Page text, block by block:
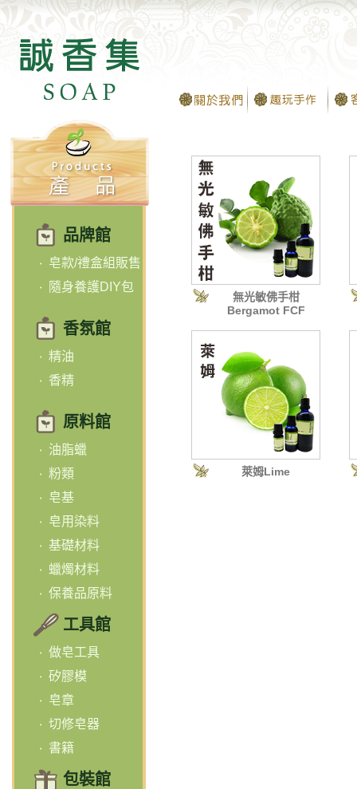
品牌館
皂款/禮盒組販售
隨身養護DIY包
香氛館
精油
香精
原料館
油脂蠟
粉類
皂基
皂用染料
基礎材料
蠟燭材料
保養品原料
工具館
做皂工具
矽膠模
皂章
切修皂器
書籍
包裝館
無光敏佛手柑
Bergamot FCF
萊姆Lime